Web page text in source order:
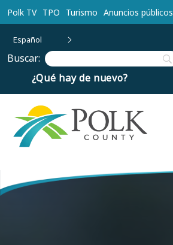
Ir al contenido principal
Polk TV TPO Turismo Anuncios públicos
Español
Buscar:
¿Qué hay de nuevo?